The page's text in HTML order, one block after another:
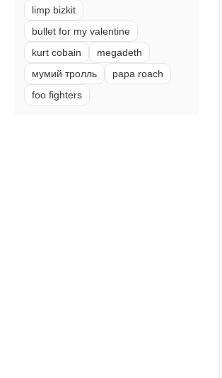
limp bizkit
bullet for my valentine
kurt cobain
megadeth
мумий тролль
papa roach
foo fighters